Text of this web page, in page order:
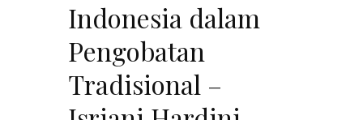
Indonesia dalam
Pengobatan
Tradisional –